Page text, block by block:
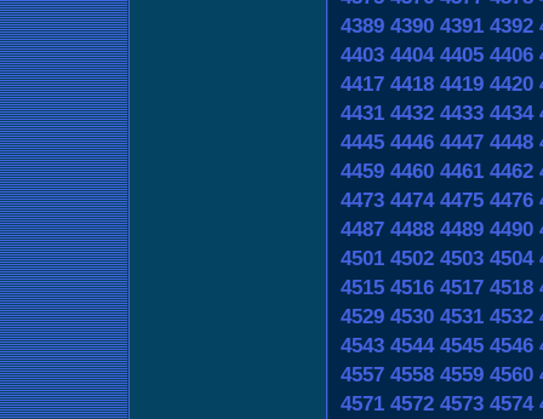
4389 4390 4391 4392
4403 4404 4405 4406
4417 4418 4419 4420
4431 4432 4433 4434
4445 4446 4447 4448
4459 4460 4461 4462
4473 4474 4475 4476
4487 4488 4489 4490
4501 4502 4503 4504
4515 4516 4517 4518
4529 4530 4531 4532
4543 4544 4545 4546
4557 4558 4559 4560
4571 4572 4573 4574